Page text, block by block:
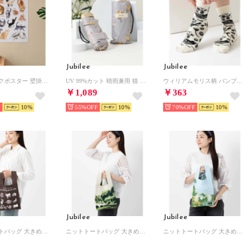
10
Jubilee
￥1,089
55% 10
Jubilee
￥363
70% 10
Jubilee Jubilee